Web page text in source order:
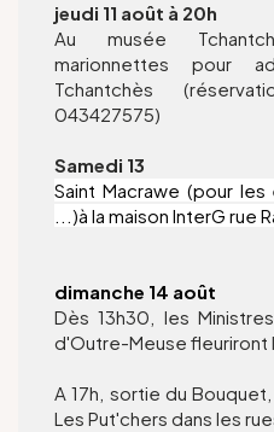
jeudi 11 août à 20h
Au musée
marionnettes pour
Tchantchès
043427575)
Samedi 13
Saint Macrawe (pour
...)à la maison InterG rue
dimanche 14 août
Dès 13h30, les
d'Outre-Meuse fleuriront
A 17h, sortie du
Les Put'chers dans les